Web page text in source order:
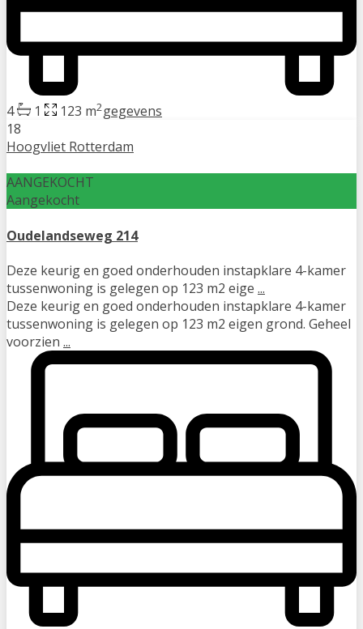
4 1 123 m2gegevens
18
Hoogvliet Rotterdam
AANGEKOCHT
Aangekocht
Oudelandseweg 214
Deze keurig en goed onderhouden instapklare 4-kamer
tussenwoning is gelegen op 123 m2 eige ...
Deze keurig en goed onderhouden instapklare 4-kamer
tussenwoning is gelegen op 123 m2 eigen grond. Geheel
voorzien ...